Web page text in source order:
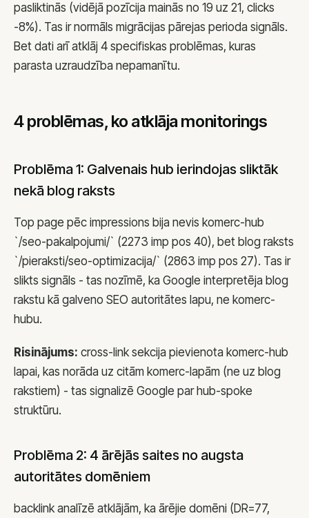
pasliktinās (vidējā pozīcija mainās no 19 uz 21, clicks
-8%). Tas ir normāls migrācijas pārejas perioda signāls.
Bet dati arī atklāj 4 specifiskas problēmas, kuras
parasta uzraudzība nepamanītu.
4 problēmas, ko atklāja monitorings
Problēma 1: Galvenais hub ierindojas sliktāk
nekā blog raksts
Top page pēc impressions bija nevis komerc-hub
`/seo-pakalpojumi/` (2273 imp pos 40), bet blog raksts
`/pieraksti/seo-optimizacija/` (2863 imp pos 27). Tas ir
slikts signāls - tas nozīmē, ka Google interpretēja blog
rakstu kā galveno SEO autoritātes lapu, ne komerc-
hubu.
Risinājums: cross-link sekcija pievienota komerc-hub
lapai, kas norāda uz citām komerc-lapām (ne uz blog
rakstiem) - tas signalizē Google par hub-spoke
struktūru.
Problēma 2: 4 ārējās saites no augsta
autoritātes domēniem
backlink analīzē atklājām, ka ārējie domēni (DR=77,